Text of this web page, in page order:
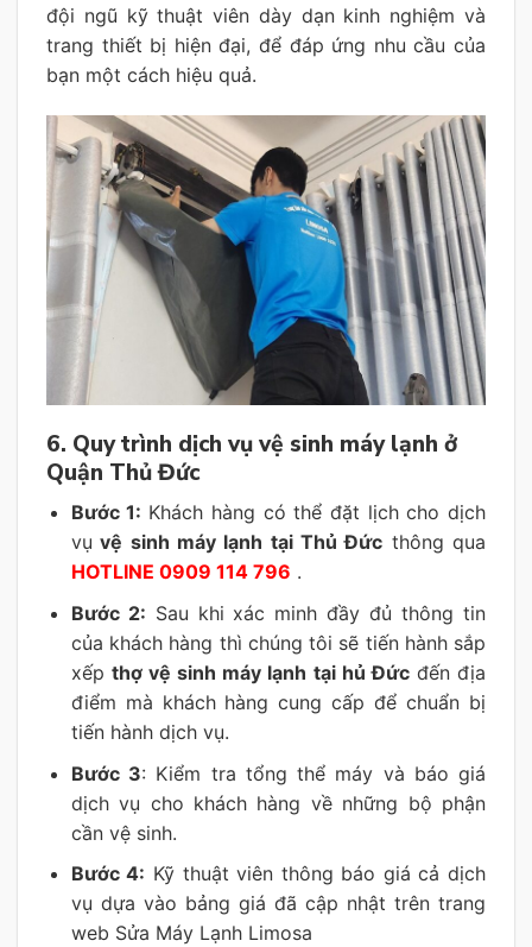
đội ngũ kỹ thuật viên dày dạn kinh nghiệm và
trang thiết bị hiện đại, để đáp ứng nhu cầu của
bạn một cách hiệu quả.
6. Quy trình dịch vụ vệ sinh máy lạnh ở
Quận Thủ Đức
Bước 1: Khách hàng có thể đặt lịch cho dịch
vụ vệ sinh máy lạnh tại Thủ Đức thông qua
HOTLINE 0909 114 796 .
Bước 2: Sau khi xác minh đầy đủ thông tin
của khách hàng thì chúng tôi sẽ tiến hành sắp
xếp thợ vệ sinh máy lạnh tại hủ Đứcđến địa
điểm mà khách hàng cung cấp để chuẩn bị
tiến hành dịch vụ.
Bước 3: Kiểm tra tổng thể máy và báo giá
dịch vụ cho khách hàng về những bộ phận
cần vệ sinh.
Bước 4: Kỹ thuật viên thông báo giá cả dịch
vụ dựa vào bảng giá đã cập nhật trên trang
web Sửa Máy Lạnh Limosa